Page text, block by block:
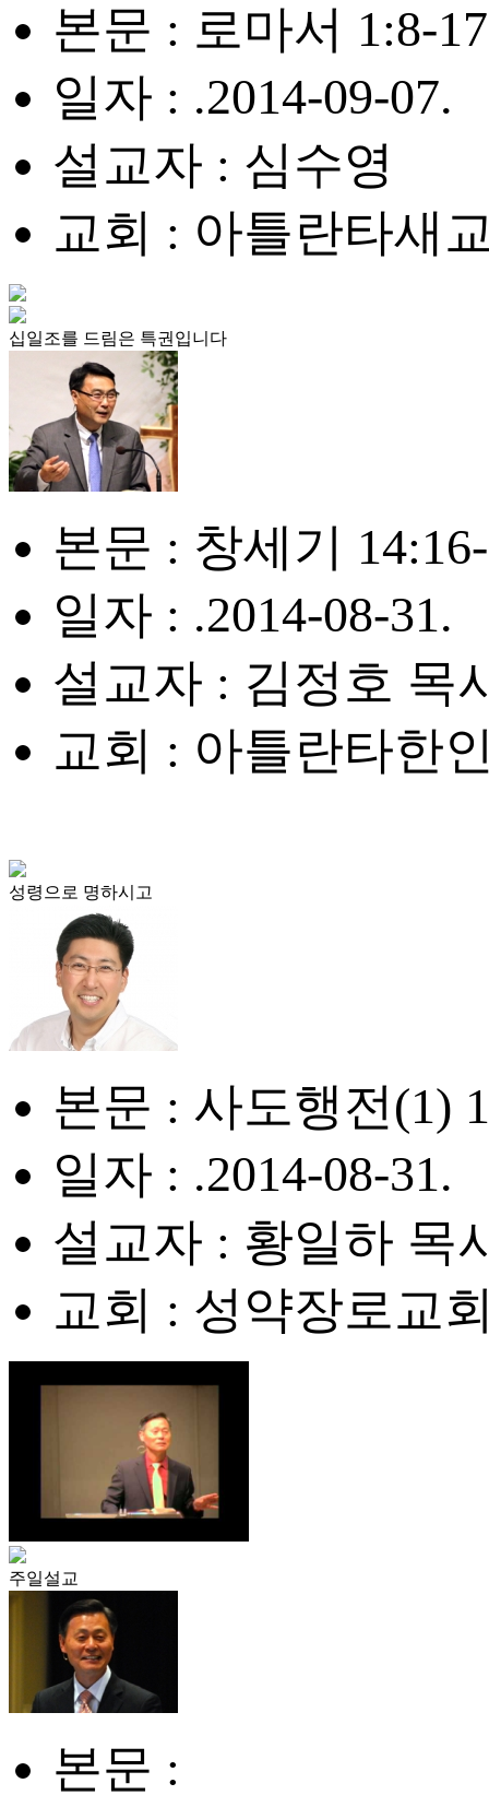
본문 : 로마서 1:8-17
일자 : .2014-09-07.
설교자 : 심수영
교회 : 아틀란타새
십일조를 드림은 특권입니다
본문 : 창세기
일자 : .2014-08-31.
설교자 : 김정호 목
교회 : 아틀란타한
성령으로 명하시고
본문 : 사도행전(1)
일자 : .2014-08-31.
설교자 : 황일하 목
교회 : 성약장로교
주일설교
본문 :